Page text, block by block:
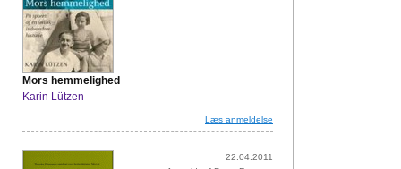
Mors hemmelighed
Karin Lützen
Læs anmeldelse
22.04.2011